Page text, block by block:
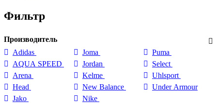
Фильтр
Производитель
Adidas
AQUA SPEED
Arena
Head
Jako
Joma
Jordan
Kelme
New Balance
Nike
Puma
Select
Uhlsport
Under Armour